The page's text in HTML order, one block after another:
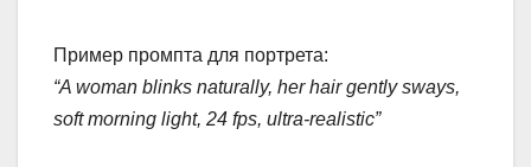
Пример промпта для портрета:
“A woman blinks naturally, her hair gently sways,
soft morning light, 24 fps, ultra-realistic”